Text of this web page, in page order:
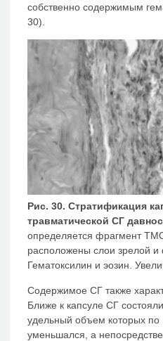
собственно содержимым
30).
Рис. 30. Стратификация
травматической СГ
определяется фрагмент
расположены слои зрелой
Гематоксилин и эозин.
Содержимое СГ также
Ближе к капсуле СГ
удельный объем которых
уменьшался, а